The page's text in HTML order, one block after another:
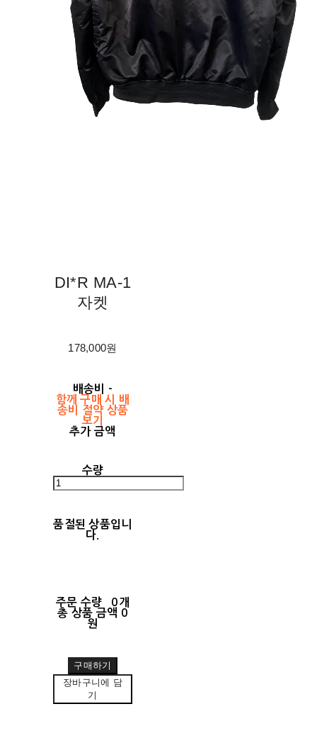
DI*R MA-1
자켓
178,000원
배송비 -
함께 구매 시 배
송비 절약 상품
보기
추가 금액
수량
품절된 상품입니
다.
주문 수량
0개
총 상품 금액 0
원
구매하기
장바구니에 담
기